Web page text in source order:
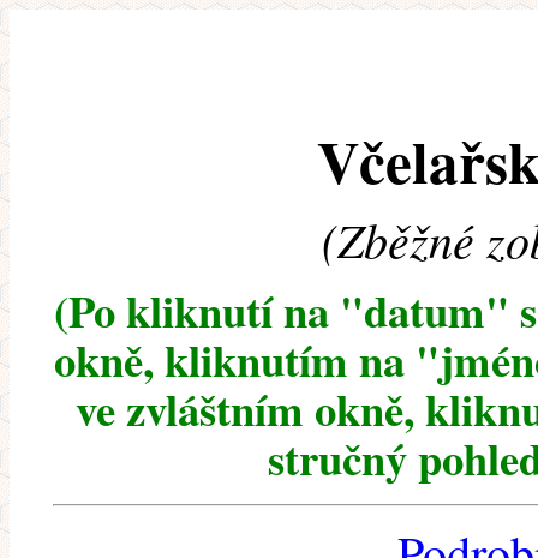
(Zběžné
(Po kliknutí na "datum"
okně, kliknutím na
ve zvláštním okně,
stručný